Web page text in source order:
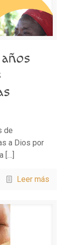
de
a Dios por
[…]
Leer más